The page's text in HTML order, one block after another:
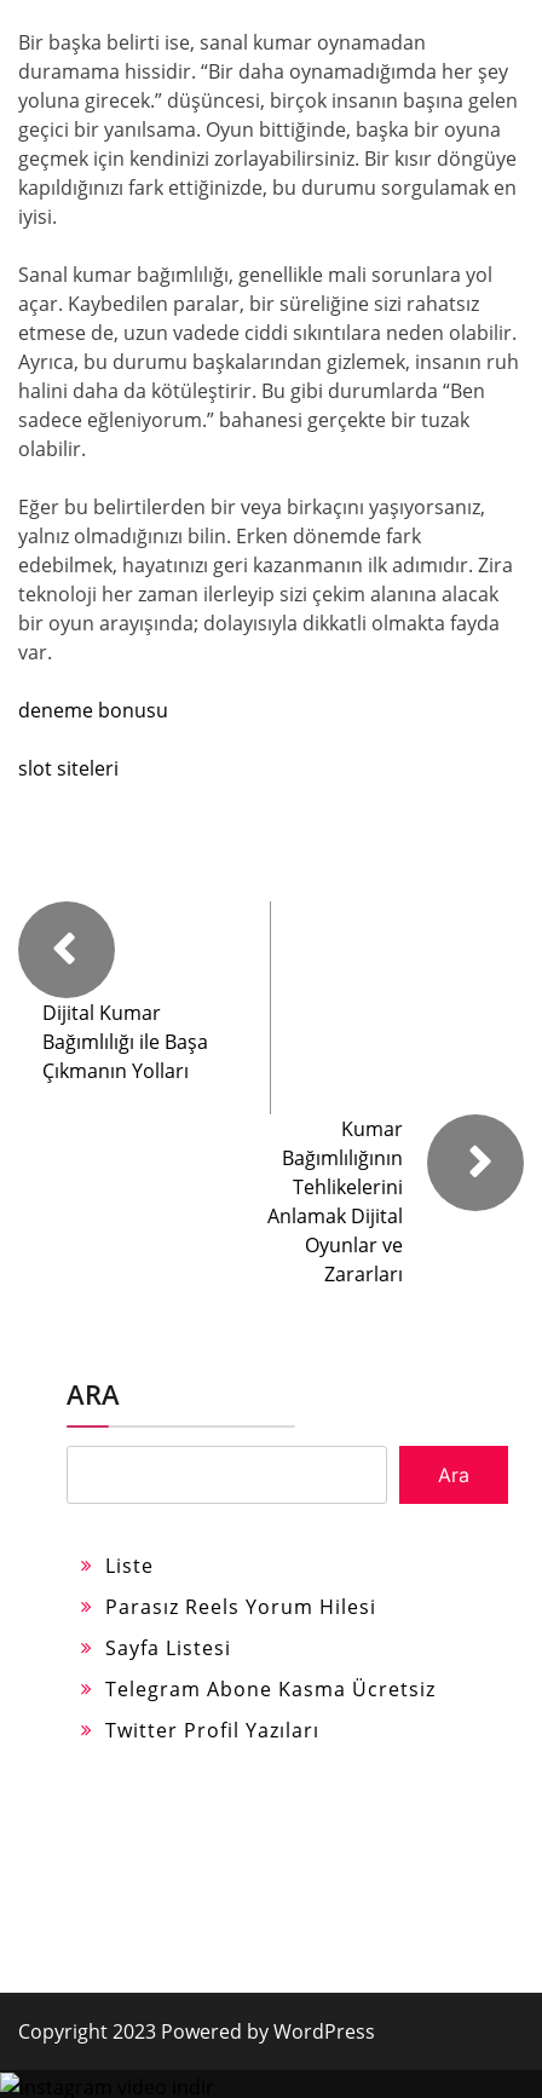
Bir başka belirti ise, sanal kumar oynamadan
duramama hissidir. “Bir daha oynamadığımda her şey
yoluna girecek.” düşüncesi, birçok insanın başına gelen
geçici bir yanılsama. Oyun bittiğinde, başka bir oyuna
geçmek için kendinizi zorlayabilirsiniz. Bir kısır döngüye
kapıldığınızı fark ettiğinizde, bu durumu sorgulamak en
iyisi.
Sanal kumar bağımlılığı, genellikle mali sorunlara yol
açar. Kaybedilen paralar, bir süreliğine sizi rahatsız
etmese de, uzun vadede ciddi sıkıntılara neden olabilir.
Ayrıca, bu durumu başkalarından gizlemek, insanın ruh
halini daha da kötüleştirir. Bu gibi durumlarda “Ben
sadece eğleniyorum.” bahanesi gerçekte bir tuzak
olabilir.
Eğer bu belirtilerden bir veya birkaçını yaşıyorsanız,
yalnız olmadığınızı bilin. Erken dönemde fark
edebilmek, hayatınızı geri kazanmanın ilk adımıdır. Zira
teknoloji her zaman ilerleyip sizi çekim alanına alacak
bir oyun arayışında; dolayısıyla dikkatli olmakta fayda
var.
deneme bonusu
slot siteleri
Dijital Kumar
Bağımlılığı ile Başa
Çıkmanın Yolları
Kumar
Bağımlılığının
Tehlikelerini
Anlamak Dijital
Oyunlar ve
Zararları
ARA
Ara
Liste
Parasız Reels Yorum Hilesi
Sayfa Listesi
Telegram Abone Kasma Ücretsiz
Twitter Profil Yazıları
Copyright 2023 Powered by WordPress